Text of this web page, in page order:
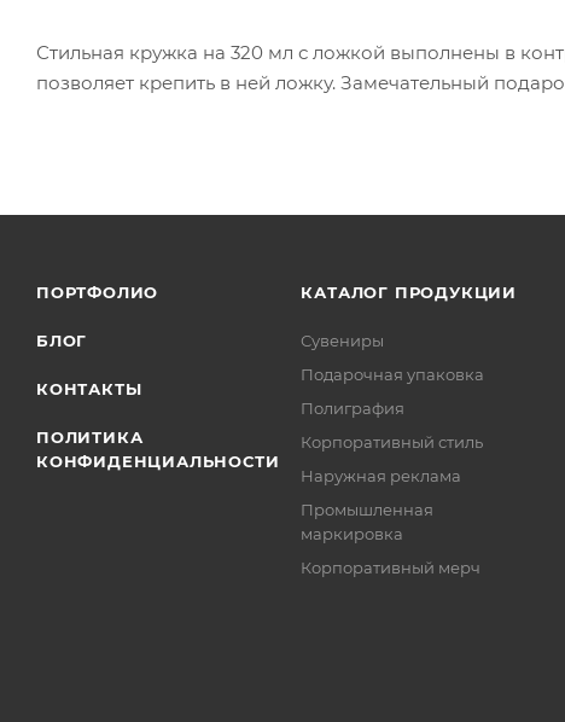
Стильная кружка на 320 мл с ложкой выполнены в
позволяет крепить в ней ложку. Замечательный
ПОРТФОЛИО
БЛОГ
КОНТАКТЫ
ПОЛИТИКА
КОНФИДЕНЦИАЛЬНОСТИ
КАТАЛОГ ПРОДУКЦИИ
Сувениры
Подарочная упаковка
Полиграфия
Корпоративный стиль
Наружная реклама
Промышленная
маркировка
Корпоративный мерч